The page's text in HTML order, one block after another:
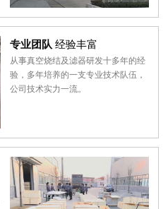
专业团队 经验丰富
从事真空烧结及滤器研发十多年的经
验，多年培养的一支专业技术队伍，
公司技术实力一流。